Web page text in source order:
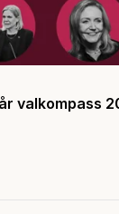
valkompass